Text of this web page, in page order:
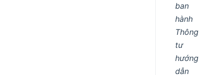
ban
hành
Thông
tư
hướng
dẫn